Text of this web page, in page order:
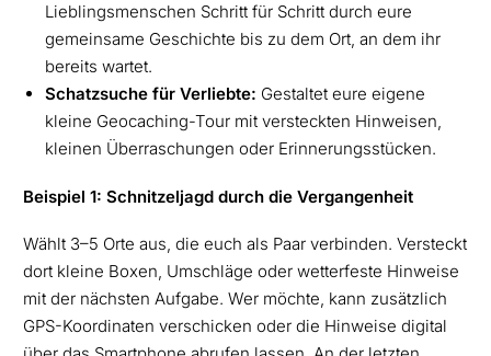
Lieblingsmenschen Schritt für Schritt durch eure
gemeinsame Geschichte bis zu dem Ort, an dem ihr
bereits wartet.
Schatzsuche für Verliebte: Gestaltet eure eigene
kleine Geocaching-Tour mit versteckten Hinweisen,
kleinen Überraschungen oder Erinnerungsstücken.
Beispiel 1: Schnitzeljagd durch die Vergangenheit
Wählt 3–5 Orte aus, die euch als Paar verbinden. Versteckt
dort kleine Boxen, Umschläge oder wetterfeste Hinweise
mit der nächsten Aufgabe. Wer möchte, kann zusätzlich
GPS-Koordinaten verschicken oder die Hinweise digital